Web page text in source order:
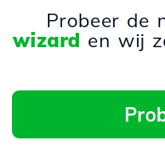
Probeer de
wizard en wij